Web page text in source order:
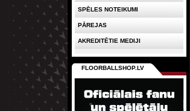
SPĒLES NOTEIKUMI
PĀREJAS
AKREDITĒTIE MEDIJI
FLOORBALLSHOP.LV